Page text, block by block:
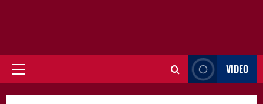
Primary
VIDEO